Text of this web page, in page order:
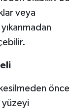
veya
önce
yüzeyi